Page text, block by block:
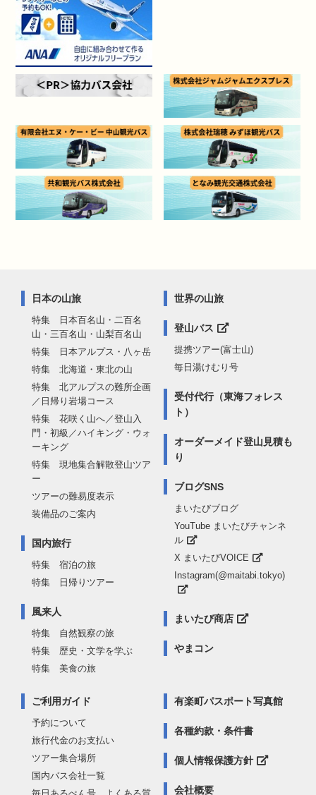
日本の山旅
特集 日本百名山・二百名
山・三百名山・山梨百名山
特集 日本アルプス・八ヶ岳
特集 北海道・東北の山
特集 北アルプスの難所企画
／日帰り岩場コース
特集 花咲く山へ／登山入
門・初級／ハイキング・ウォ
ーキング
特集 現地集合解散登山ツア
ー
ツアーの難易度表示
装備品のご案内
国内旅行
特集 宿泊の旅
特集 日帰りツアー
風来人
特集 自然観察の旅
特集 歴史・文学を学ぶ
特集 美食の旅
世界の山旅
登山バス
提携ツアー(富士山)
毎日湯けむり号
受付代行（東海フォレス
ト）
オーダーメイド登山見積も
り
ブログSNS
まいたびブログ
YouTube まいたびチャンネ
ル
X まいたびVOICE
Instagram(@maitabi.tokyo)
まいたび商店
やまコン
ご利用ガイド
予約について
旅行代金のお支払い
ツアー集合場所
国内バス会社一覧
有楽町パスポート写真館
各種約款・条件書
個人情報保護方針
会社概要